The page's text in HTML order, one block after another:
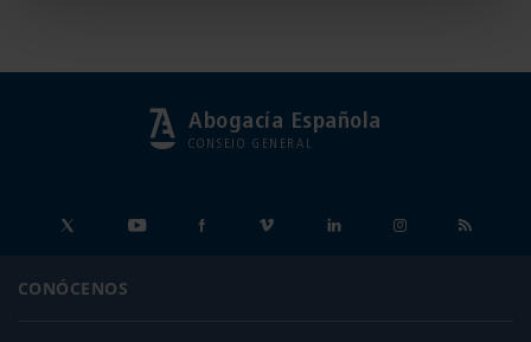
Abogacía Española
CONSEJO GENERAL
CONÓCENOS